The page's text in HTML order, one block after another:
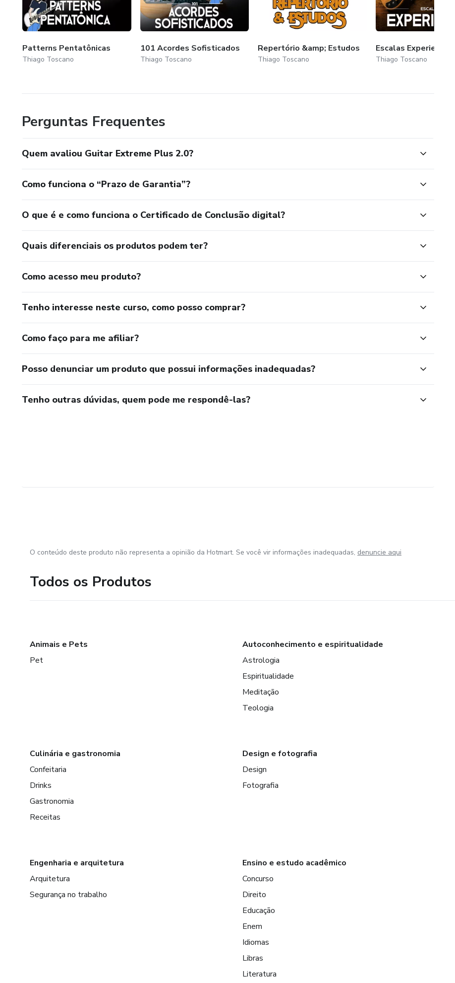
Patterns Pentatônicas
Thiago Toscano
101 Acordes Sofisticados
Thiago Toscano
Repertório &amp; Estudos
Thiago Toscano
Escalas Experience
Thiago Toscano
Perguntas Frequentes
Quem avaliou Guitar Extreme Plus 2.0?
Como funciona o “Prazo de Garantia”?
O que é e como funciona o Certificado de Conclusão digital?
Quais diferenciais os produtos podem ter?
Como acesso meu produto?
Tenho interesse neste curso, como posso comprar?
Como faço para me afiliar?
Posso denunciar um produto que possui informações inadequadas?
Tenho outras dúvidas, quem pode me respondê-las?
O conteúdo deste produto não representa a opinião da Hotmart. Se você vir informações inadequadas, denuncie aqui
Todos os Produtos
Animais e Pets
Pet
Autoconhecimento e espiritualidade
Astrologia
Espiritualidade
Meditação
Teologia
Culinária e gastronomia
Confeitaria
Drinks
Gastronomia
Receitas
Design e fotografia
Design
Fotografia
Engenharia e arquitetura
Arquitetura
Segurança no trabalho
Ensino e estudo acadêmico
Concurso
Direito
Educação
Enem
Idiomas
Libras
Literatura